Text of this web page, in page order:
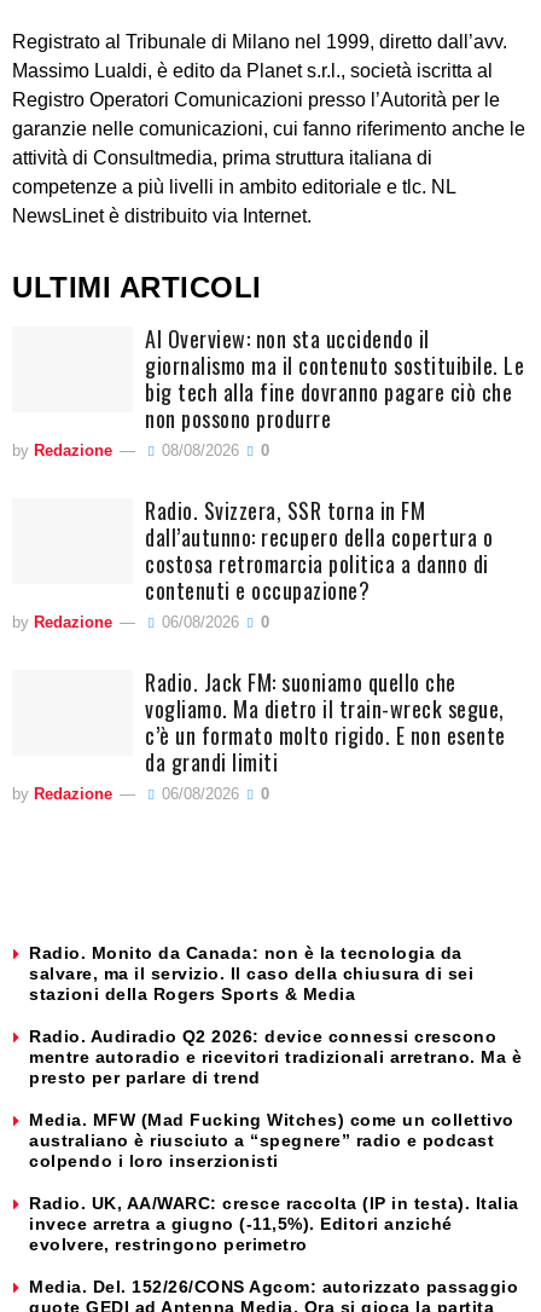
Registrato al Tribunale di Milano nel 1999, diretto dall’avv.
Massimo Lualdi, è edito da Planet s.r.l., società iscritta al
Registro Operatori Comunicazioni presso l’Autorità per le
garanzie nelle comunicazioni, cui fanno riferimento anche le
attività di Consultmedia, prima struttura italiana di
competenze a più livelli in ambito editoriale e tlc. NL
NewsLinet è distribuito via Internet.
ULTIMI ARTICOLI
AI Overview: non sta uccidendo il
giornalismo ma il contenuto sostituibile. Le
big tech alla fine dovranno pagare ciò che
non possono produrre
by Redazione 08/08/2026 0
Radio. Svizzera, SSR torna in FM
dall’autunno: recupero della copertura o
costosa retromarcia politica a danno di
contenuti e occupazione?
by Redazione 06/08/2026 0
Radio. Jack FM: suoniamo quello che
vogliamo. Ma dietro il train-wreck segue,
c’è un formato molto rigido. E non esente
da grandi limiti
by Redazione 06/08/2026 0
Radio. Monito da Canada: non è la tecnologia da
salvare, ma il servizio. Il caso della chiusura di sei
stazioni della Rogers Sports & Media
Radio. Audiradio Q2 2026: device connessi crescono
mentre autoradio e ricevitori tradizionali arretrano. Ma è
presto per parlare di trend
Media. MFW (Mad Fucking Witches) come un collettivo
australiano è riusciuto a “spegnere” radio e podcast
colpendo i loro inserzionisti
Radio. UK, AA/WARC: cresce raccolta (IP in testa). Italia
invece arretra a giugno (-11,5%). Editori anziché
evolvere, restringono perimetro
Media. Del. 152/26/CONS Agcom: autorizzato passaggio
quote GEDI ad Antenna Media. Ora si gioca la partita